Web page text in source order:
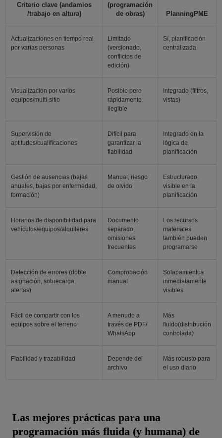
Criterio clave (andamios
/trabajo en altura)
(programación
de obras)
PlanningPME
Actualizaciones en tiempo real
por varias personas
Limitado
(versionado,
conflictos de
edición)
Sí, planificación
centralizada
Visualización por varios
equipos/multi-sitio
Posible pero
rápidamente
ilegible
Integrado (filtros,
vistas)
Supervisión de
aptitudes/cualificaciones
Difícil para
garantizar la
fiabilidad
Integrado en la
lógica de
planificación
Gestión de ausencias (bajas
anuales, bajas por enfermedad,
formación)
Manual, riesgo
de olvido
Estructurado,
visible en la
planificación
Horarios de disponibilidad para
vehículos/equipos/alquileres
Documento
separado,
omisiones
frecuentes
Los recursos
materiales
también pueden
programarse
Detección de errores (doble
asignación, sobrecarga,
alertas)
Comprobación
manual
Solapamientos
inmediatamente
visibles
Fácil de compartir con los
equipos sobre el terreno
A menudo a
través de PDF/
WhatsApp
Más
fluido(distribución
controlada)
Fiabilidad y trazabilidad
Depende del
archivo
Más robusto para
el uso diario
Las mejores prácticas para una
programación más fluida (y humana) de